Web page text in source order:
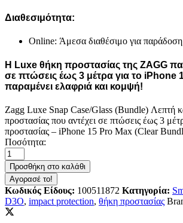
Διαθεσιμότητα:
Online: Άμεσα διαθέσιμο για παράδοση
Η Luxe θήκη προστασίας της ZAGG
σε πτώσεις έως 3 μέτρα για το iPhone
παραμένει ελαφριά και κομψή!
Zagg Luxe Snap Case/Glass (Bundle) Λεπτή
προστασίας που αντέχει σε πτώσεις έως 3
προστασίας – iPhone 15 Pro Max (Clear
Ποσότητα:
Προσθήκη στο καλάθι
Αγορασέ το!
Κωδικός Είδους: 100511872 Κατηγορία:
D3O, impact protection, θήκη προστασίας